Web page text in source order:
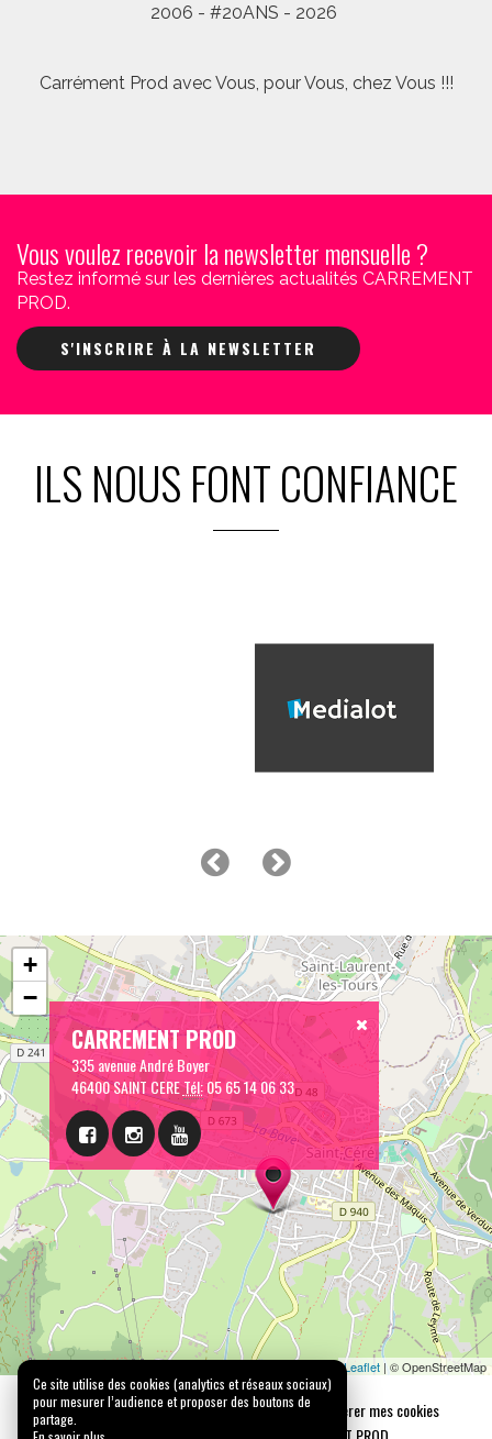
2006 - #20ANS - 2026
Carrément Prod avec Vous, pour Vous, chez Vous !!!
Vous voulez recevoir la newsletter mensuelle ?
Restez informé sur les dernières actualités CARREMENT
PROD.
S'INSCRIRE À LA NEWSLETTER
ILS NOUS FONT CONFIANCE
CARREMENT PROD
335 avenue André Boyer
46400 SAINT CERETél:05 65 14 06 33
+
−
Leaflet | © OpenStreetMap
Mentions légales Confidentialité
Gérer mes cookies
Tous droits réservés © 2026 |
Ce site utilise des cookies (analytics et réseaux sociaux)
pour mesurer l’audience et proposer des boutons de
partage.